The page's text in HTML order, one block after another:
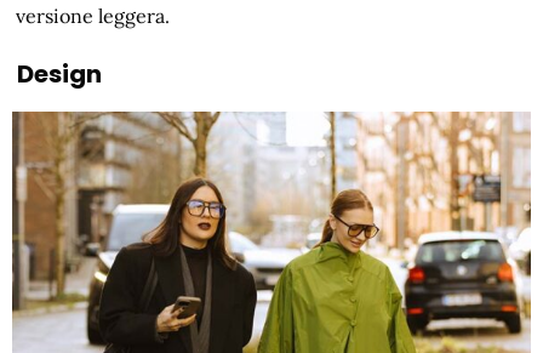
versione leggera.
Design